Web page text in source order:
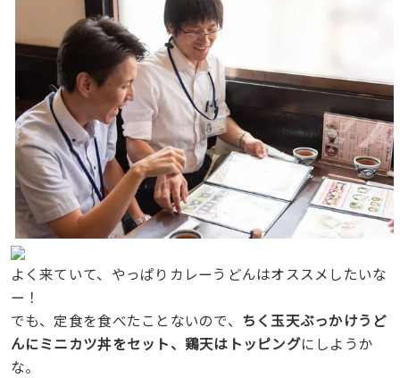
よく来ていて、やっぱりカレーうどんはオススメしたいな
ー！
でも、定食を食べたことないので、 ちく玉天ぶっかけうど
んにミニカツ丼をセット、鶏天はトッピングにしようか
な。